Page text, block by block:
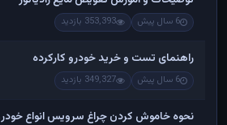
6 سال پیش 353,393 بازدید
راهنمای تست و خريد خودرو کارکرده
6 سال پیش 349,327 بازدید
نحوه خاموش کردن چراغ سرویس انواع